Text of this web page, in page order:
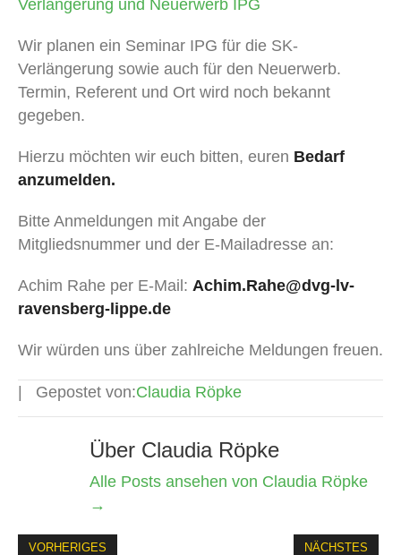
Wir planen ein Seminar IPG für die SK-
Verlängerung sowie auch für den Neuerwerb.
Termin, Referent und Ort wird noch bekannt
gegeben.
Hierzu möchten wir euch bitten, euren Bedarf
anzumelden.
Bitte Anmeldungen mit Angabe der
Mitgliedsnummer und der E-Mailadresse an:
Achim Rahe per E-Mail: Achim.Rahe@dvg-lv-
ravensberg-lippe.de
Wir würden uns über zahlreiche Meldungen freuen.
Gepostet von:Claudia Röpke
Über Claudia Röpke
Alle Posts ansehen von Claudia Röpke
→
VORHERIGES NÄCHSTES